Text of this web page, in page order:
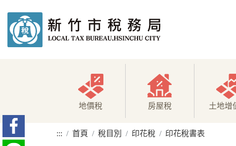
地價稅 房屋稅 土地增
::: 首頁 稅目別 印花稅 印花稅書表